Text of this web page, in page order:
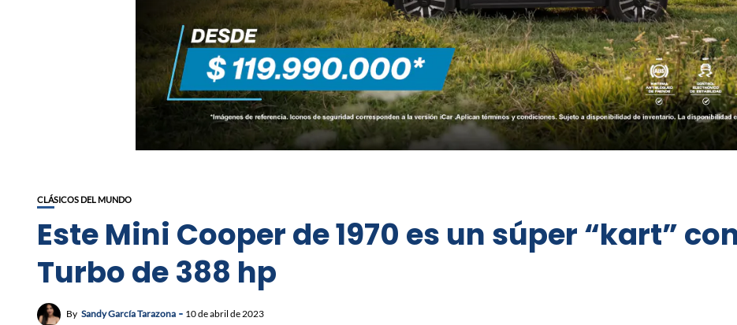
CLÁSICOS DEL MUNDO
Este Mini Cooper de 1970 es un súper “kart”
Turbo de 388 hp
By Sandy García Tarazona 10 de abril de 2023